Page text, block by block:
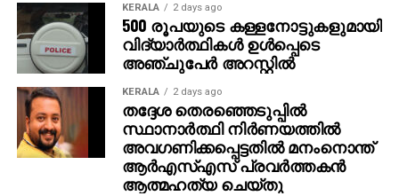
KERALA 2 days ago
500 രൂപയുടെ കള്ളനോട്ടുകളുമായി
വിദ്യാര്‍ത്ഥികള്‍ ഉള്‍പ്പെടെ
അഞ്ചുപേര്‍ അറസ്റ്റില്‍
KERALA 2 days ago
തദ്ദേശ തെരഞ്ഞെടുപ്പില്‍
സ്ഥാനാര്‍ത്ഥി നിര്‍ണയത്തില്‍
അവഗണിക്കപ്പെട്ടതില്‍ മനംനൊന്ത്
ആര്‍എസ്എസ് പ്രവര്‍ത്തകന്‍
ആത്മഹത്യ ചെയ്തു